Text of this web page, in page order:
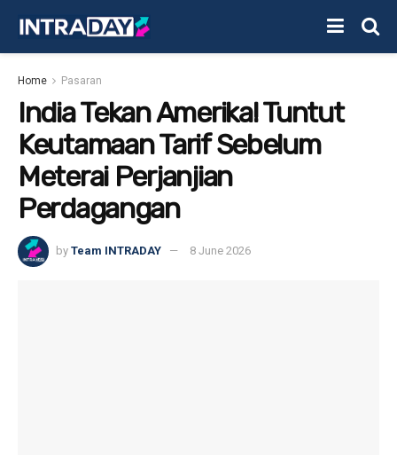
Home Pasaran
India Tekan Amerika! Tuntut
Keutamaan Tarif Sebelum
Meterai Perjanjian
Perdagangan
by Team INTRADAY 8 June 2026